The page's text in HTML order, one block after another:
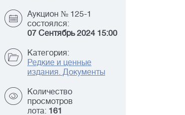
Аукцион № 125-1
состоялся:
07 Сентябрь 2024 15:00
Категория:
Редкие и ценные
издания. Документы
Количество
просмотров
лота: 161